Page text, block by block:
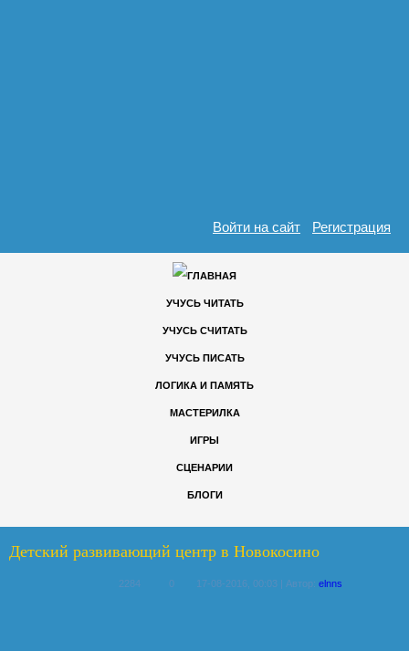
Войти на сайт Регистрация
УЧУСЬ ЧИТАТЬ
УЧУСЬ СЧИТАТЬ
УЧУСЬ ПИСАТЬ
ЛОГИКА И ПАМЯТЬ
МАСТЕРИЛКА
ИГРЫ
СЦЕНАРИИ
БЛОГИ
Детский развивающий центр в Новокосино
2284 0 17-08-2016, 00:03 | Автор: elnns